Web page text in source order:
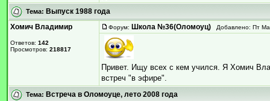
Тема: Выпуск 1988 года
Хомич Владимир
Ответов: 142
Просмотров: 218817
Форум: Школа №36(Оломоуц) Добавлено: Пт
Привет. Ищу всех с кем учился. Я Хомич
встреч "в эфире".
Тема: Встреча в Оломоуце, лето 2008 года